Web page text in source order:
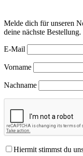
Melde dich für unseren
deine nächste Bestellung.
E-Mail
Vorname
Nachname
Hiermit stimmst du